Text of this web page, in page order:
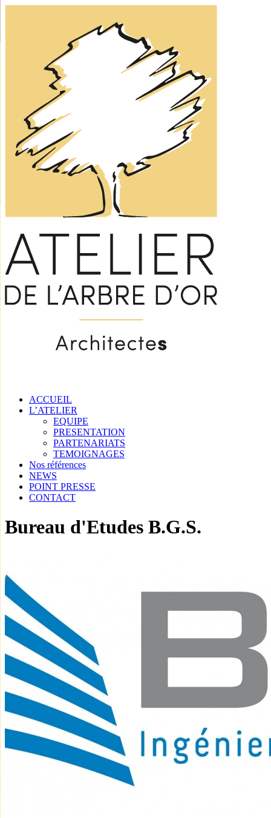
ACCUEIL
L’ATELIER
EQUIPE
PRESENTATION
PARTENARIATS
TEMOIGNAGES
Nos références
NEWS
POINT PRESSE
CONTACT
Bureau d'Etudes B.G.S.